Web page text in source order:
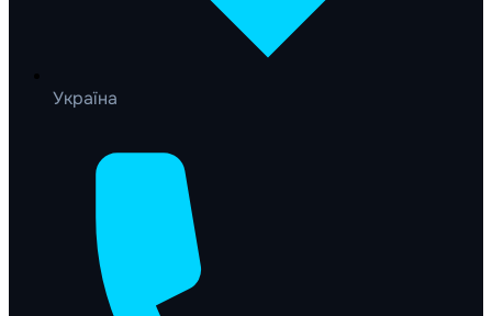
Україна